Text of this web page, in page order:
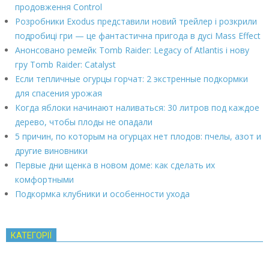
продовження Control
Розробники Exodus представили новий трейлер і розкрили
подробиці гри — це фантастична пригода в дусі Mass Effect
Анонсовано ремейк Tomb Raider: Legacy of Atlantis і нову
гру Tomb Raider: Catalyst
Если тепличные огурцы горчат: 2 экстренные подкормки
для спасения урожая
Когда яблоки начинают наливаться: 30 литров под каждое
дерево, чтобы плоды не опадали
5 причин, по которым на огурцах нет плодов: пчелы, азот и
другие виновники
Первые дни щенка в новом доме: как сделать их
комфортными
Подкормка клубники и особенности ухода
КАТЕГОРІЇ